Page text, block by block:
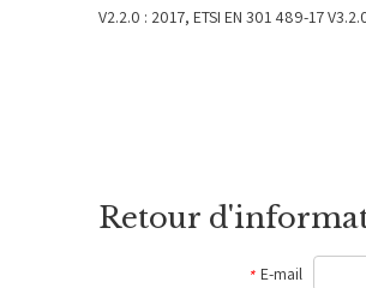
V2.2.0 : 2017, ETSI EN 301 489-17
Retour
* E-mail